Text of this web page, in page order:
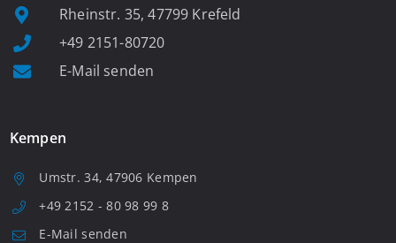
Rheinstr. 35, 47799 Krefeld
+49 2151-80720
E-Mail senden
Kempen
Umstr. 34, 47906 Kempen
+49 2152 - 80 98 99 8
E-Mail senden